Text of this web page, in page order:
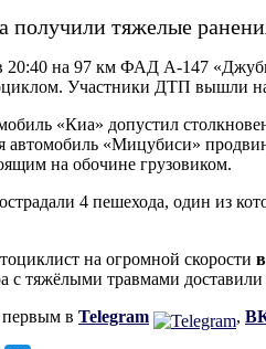
получили тяжелые
20:40 на 97 км ФАД А-147
Участники ДТП вышли на
«Киа» допустил
автомобиль «Мицубиси»
на обочине грузовиком.
4 пешехода, один из
на огромной скорости
с тяжёлыми травмами
первым в Telegram ,